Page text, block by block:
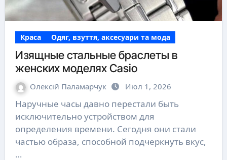
Краса Одяг, взуття, аксесуари та мода
Изящные стальные браслеты в
женских моделях Casio
Олексій Паламарчук Июл 1, 2026
Наручные часы давно перестали быть
исключительно устройством для
определения времени. Сегодня они стали
частью образа, способной подчеркнуть вкус,
…